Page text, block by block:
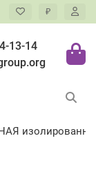
₽
13-14